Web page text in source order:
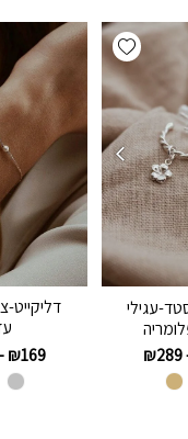
Add wishlist
עגילי
₪289
דליקייט-
₪169